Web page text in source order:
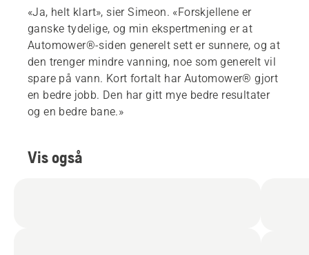
«Ja, helt klart», sier Simeon. «Forskjellene er
ganske tydelige, og min ekspertmening er at
Automower®-siden generelt sett er sunnere, og at
den trenger mindre vanning, noe som generelt vil
spare på vann. Kort fortalt har Automower® gjort
en bedre jobb. Den har gitt mye bedre resultater
og en bedre bane.»
Vis også